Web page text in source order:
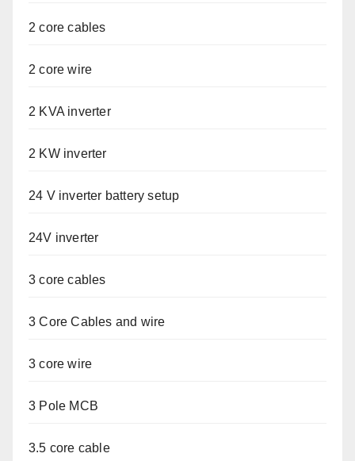
2 core cables
2 core wire
2 KVA inverter
2 KW inverter
24 V inverter battery setup
24V inverter
3 core cables
3 Core Cables and wire
3 core wire
3 Pole MCB
3.5 core cable